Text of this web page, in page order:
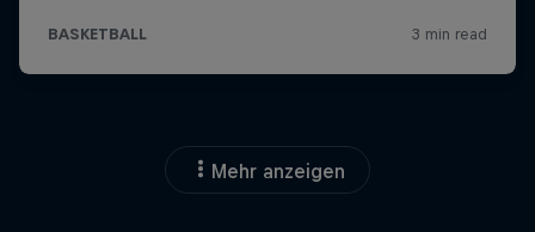
Mehr anzeigen